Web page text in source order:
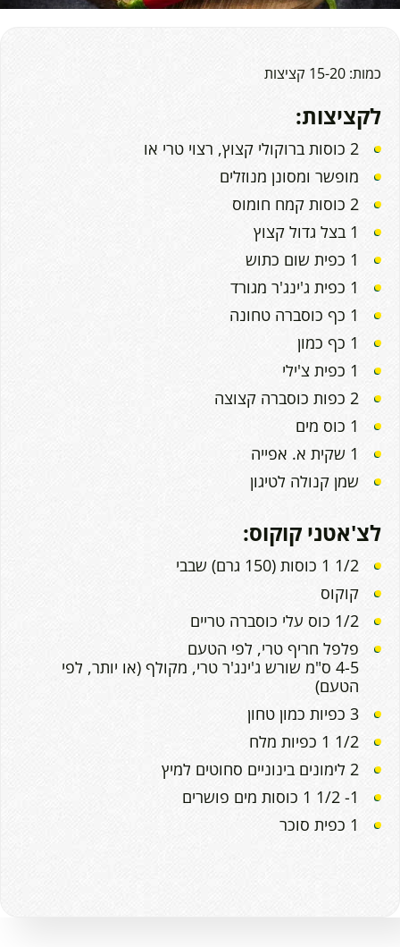
כמות: 15-20 קציצות
לקציצות:
2 כוסות ברוקולי קצוץ, רצוי טרי או
מופשר ומסונן מנוזלים
2 כוסות קמח חומוס
1 בצל גדול קצוץ
1 כפית שום כתוש
1 כפית ג'ינג'ר מגורד
1 כף כוסברה טחונה
1 כף כמון
1 כפית צ'ילי
2 כפות כוסברה קצוצה
1 כוס מים
1 שקית א. אפייה
שמן קנולה לטיגון
לצ'אטני קוקוס:
1/2 1 כוסות (150 גרם) שבבי
קוקוס
1/2 כוס עלי כוסברה טריים
פלפל חריף טרי, לפי הטעם
4-5 ס"מ שורש ג'ינג'ר טרי, מקולף (או יותר, לפי
הטעם)
3 כפיות כמון טחון
1/2 1 כפיות מלח
2 לימונים בינוניים סחוטים למיץ
1- 1/2 1 כוסות מים פושרים
1 כפית סוכר